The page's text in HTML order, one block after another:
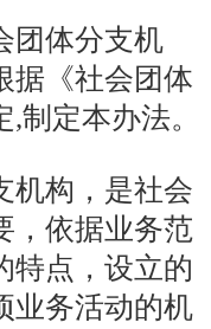
团体分支机
据《社会团体
制定本办法。
构，是社会
，依据业务范
特点，设立的
业务活动的机